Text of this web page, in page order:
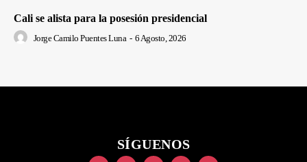
Cali se alista para la posesión presidencial
Jorge Camilo Puentes Luna - 6 Agosto, 2026
SÍGUENOS